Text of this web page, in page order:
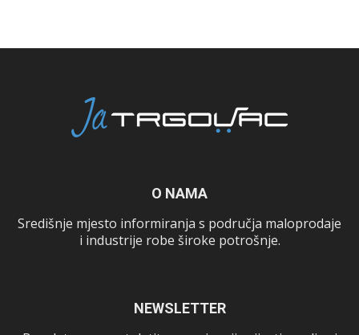
O NAMA
Središnje mjesto informiranja s područja maloprodaje
i industrije robe široke potrošnje.
NEWSLETTER